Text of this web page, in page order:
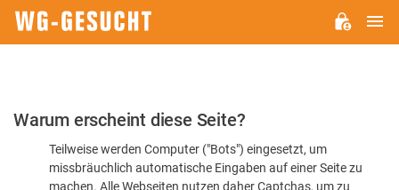
Bitte
Warum erscheint diese Seite?
Teilweise werden Computer ("Bots") eingesetzt, um
missbräuchlich automatische Eingaben auf einer Seite zu
machen. Alle Webseiten nutzen daher Captchas, um zu